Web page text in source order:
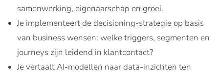
samenwerking, eigenaarschap en groei.
Je implementeert de decisioning-strategie op basis
van business wensen: welke triggers, segmenten en
journeys zijn leidend in klantcontact?
Je vertaalt AI-modellen naar data-inzichten ten